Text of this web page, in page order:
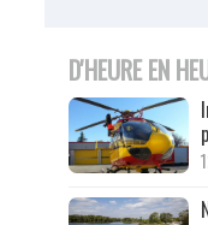
D'HEURE EN